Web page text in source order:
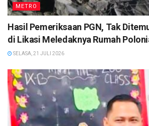
METRO
Hasil Pemeriksaan PGN, Tak
di Likasi Meledaknya Rumah
SELASA, 21 JULI 2026